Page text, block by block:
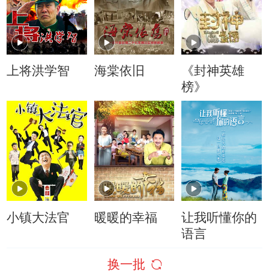
上将洪学智 海棠依旧
《封神英雄
榜》
小镇大法官 暖暖的幸福
让我听懂你的
语言
换一批